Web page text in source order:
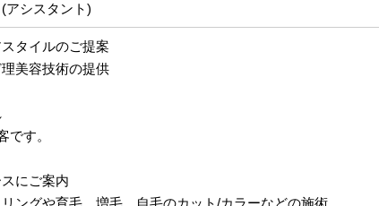
アシスタント)
タイルのご提案
美容技術の提供
す。
にご案内
ングや育毛、増毛、自毛のカット/カラーなどの施術